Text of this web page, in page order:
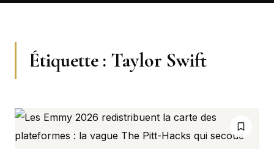
Étiquette : Taylor Swift